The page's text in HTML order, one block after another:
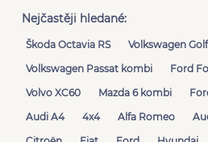
Nejčastěji hledané:
Škoda Octavia RS
Volkswagen Golf
Volkswagen Passat kombi
Ford
Volvo XC60
Mazda 6 kombi
Audi A4
4x4 Alfa Romeo